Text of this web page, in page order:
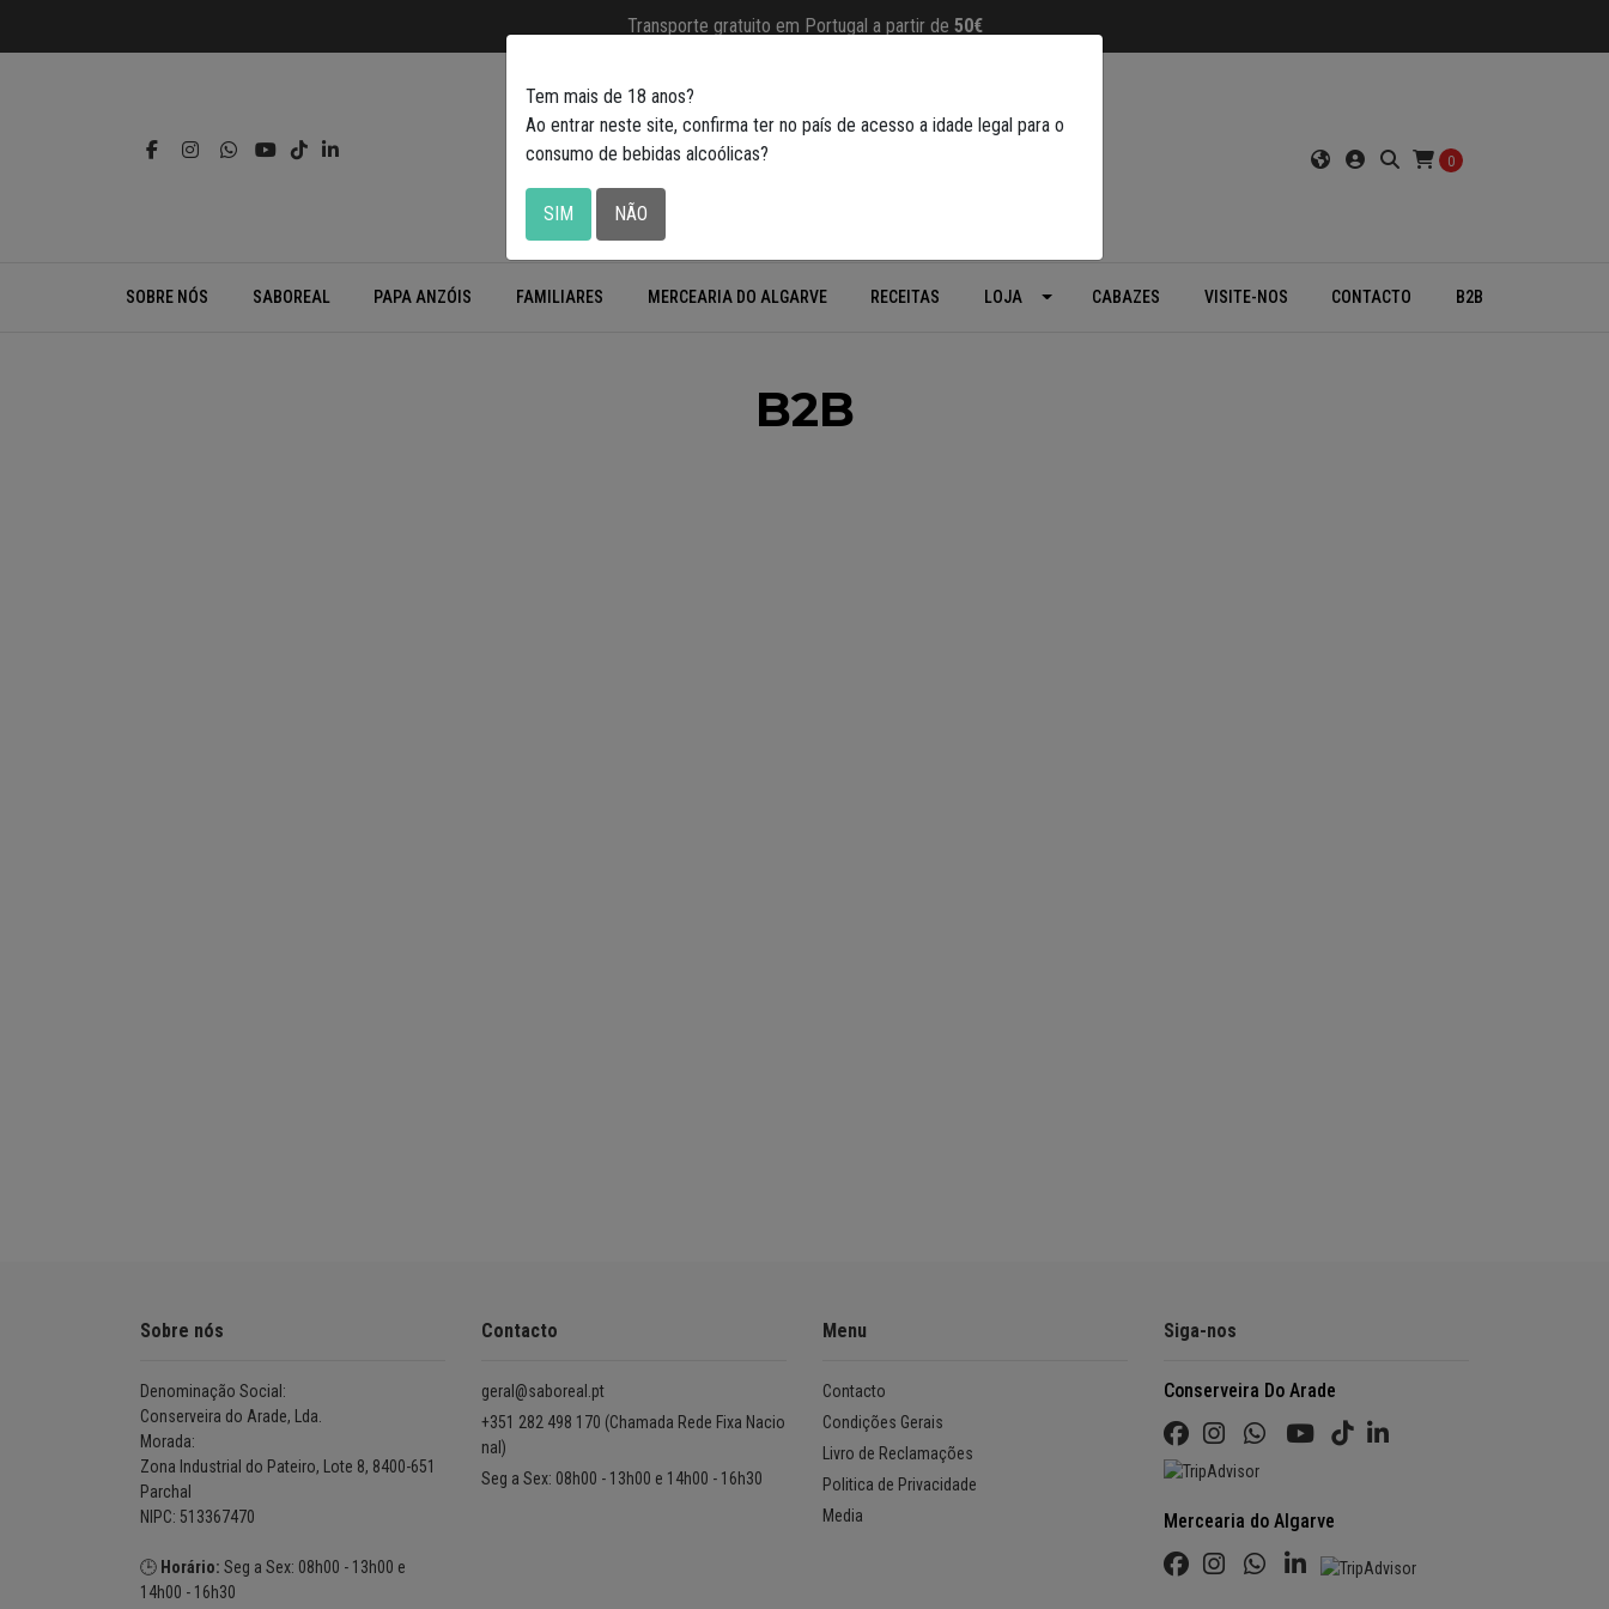
Transporte gratuito em Portugal a partir de 50€
0
SOBRE NÓS SABOREAL PAPA ANZÓIS FAMILIARES MERCEARIA DO ALGARVE RECEITAS LOJA CABAZES VISITE-NOS CONTACTO B2B
B2B
Sobre nós
Denominação Social:
Conserveira do Arade, Lda.
Morada:
Zona Industrial do Pateiro, Lote 8, 8400-651
Parchal
NIPC: 513367470
🕒 Horário: Seg a Sex: 08h00 - 13h00 e
14h00 - 16h30
Contacto
geral@saboreal.pt
+351 282 498 170 (Chamada Rede Fixa Nacio
nal)
Seg a Sex: 08h00 - 13h00 e 14h00 - 16h30
Menu
Contacto
Condições Gerais
Livro de Reclamações
Politica de Privacidade
Media
Siga-nos
Conserveira Do Arade
Mercearia do Algarve
Tem mais de 18 anos?
Ao entrar neste site, confirma ter no país de acesso a idade legal para o
consumo de bebidas alcoólicas?
SIM NÃO